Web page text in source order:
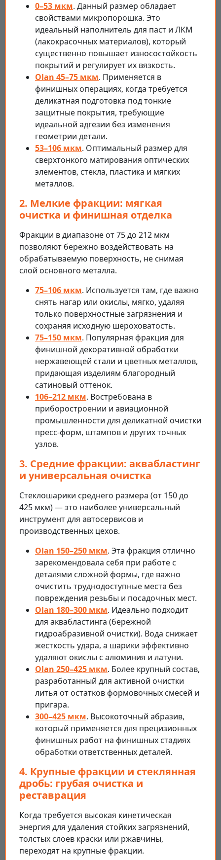
0–53 мкм. Данный размер обладает
свойствами микропорошка. Это
идеальный наполнитель для паст и ЛКМ
(лакокрасочных материалов), который
существенно повышает износостойкость
покрытий и регулирует их вязкость.
Olan 45–75 мкм. Применяется в
финишных операциях, когда требуется
деликатная подготовка под тонкие
защитные покрытия, требующие
идеальной адгезии без изменения
геометрии детали.
53–106 мкм. Оптимальный размер для
сверхтонкого матирования оптических
элементов, стекла, пластика и мягких
металлов.
2. Мелкие фракции: мягкая
очистка и финишная отделка
Фракции в диапазоне от 75 до 212 мкм
позволяют бережно воздействовать на
обрабатываемую поверхность, не снимая
слой основного металла.
75–106 мкм. Используется там, где важно
снять нагар или окислы, мягко, удаляя
только поверхностные загрязнения и
сохраняя исходную шероховатость.
75–150 мкм. Популярная фракция для
финишной декоративной обработки
нержавеющей стали и цветных металлов,
придающая изделиям благородный
сатиновый оттенок.
106–212 мкм. Востребована в
приборостроении и авиационной
промышленности для деликатной очистки
пресс-форм, штампов и других точных
узлов.
3. Средние фракции: аквабластинг
и универсальная очистка
Стеклошарики среднего размера (от 150 до
425 мкм) — это наиболее универсальный
инструмент для автосервисов и
производственных цехов.
Olan 150–250 мкм. Эта фракция отлично
зарекомендовала себя при работе с
деталями сложной формы, где важно
очистить труднодоступные места без
повреждения резьбы и посадочных мест.
Olan 180–300 мкм. Идеально подходит
для аквабластинга (бережной
гидроабразивной очистки). Вода снижает
жесткость удара, а шарики эффективно
удаляют окислы с алюминия и латуни.
Olan 250–425 мкм. Более крупный состав,
разработанный для активной очистки
литья от остатков формовочных смесей и
пригара.
300–425 мкм. Высокоточный абразив,
который применяется для прецизионных
финишных работ на финишных стадиях
обработки ответственных деталей.
4. Крупные фракции и стеклянная
дробь: грубая очистка и
реставрация
Когда требуется высокая кинетическая
энергия для удаления стойких загрязнений,
толстых слоев краски или ржавчины,
переходят на крупные фракции.